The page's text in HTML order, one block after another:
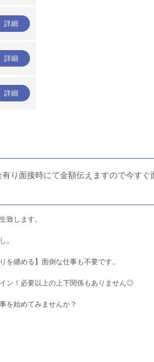
詳細
詳細
詳細
有り面接時にて金額伝えますので今す
致します。
。
を纏める】面倒な仕事も不要です。
ン！必要以上の上下関係もありません◎
を始めてみませんか？